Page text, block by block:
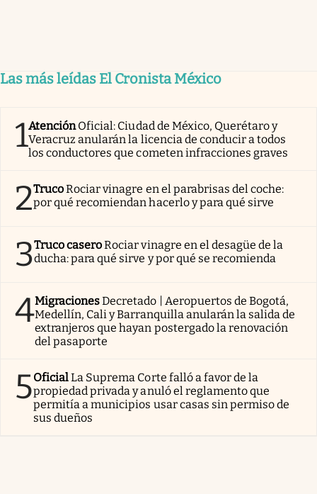
Las más leídas El Cronista México
1AtenciónOficial: Ciudad de México, Querétaro y
Veracruz anularán la licencia de conducir a todos
los conductores que cometen infracciones graves
2TrucoRociar vinagre en el parabrisas del coche:
por qué recomiendan hacerlo y para qué sirve
3Truco caseroRociar vinagre en el desagüe de la
ducha: para qué sirve y por qué se recomienda
4MigracionesDecretado | Aeropuertos de Bogotá,
Medellín, Cali y Barranquilla anularán la salida de
extranjeros que hayan postergado la renovación
del pasaporte
5OficialLa Suprema Corte falló a favor de la
propiedad privada y anuló el reglamento que
permitía a municipios usar casas sin permiso de
sus dueños